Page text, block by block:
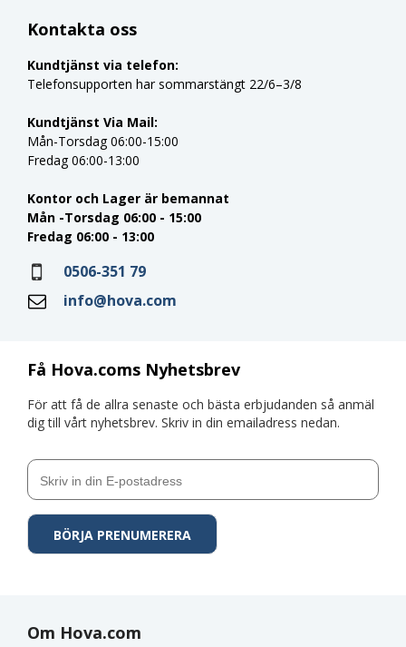
Få Hova.coms Nyhetsbrev
För att få de allra senaste och bästa erbjudanden så anmäl
dig till vårt nyhetsbrev. Skriv in din emailadress nedan.
Kontakta oss
Kundtjänst via telefon:
Telefonsupporten har sommarstängt 22/6–3/8
Kundtjänst Via Mail:
Mån-Torsdag 06:00-15:00
Fredag 06:00-13:00
Kontor och Lager är bemannat
Mån -Torsdag 06:00 - 15:00
Fredag 06:00 - 13:00
0506-351 79
info@hova.com
Om Hova.com